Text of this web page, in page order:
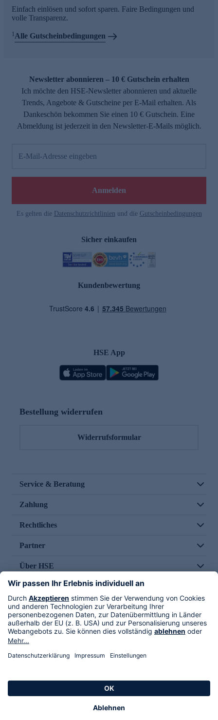
Einfach einlösen und sofort sparen. Faire Bedingungen und
volle Transparenz.
1Alle Gutscheinbedingungen
Newsletter abonnieren – 10 € Gutschein erhalten
Ich möchte den HSE-Newsletter abonnieren und aktuelle
Trends, Angebote & Gutscheine per E-Mail erhalten. Als
Dankeschön bekommen Sie einen 10 € Gutschein. Eine
Abmeldung ist jederzeit in den Newsletter-E-Mails möglich.
E-Mail-Adresse eingeben
Anmelden
Es gelten die Datenschutzrichtlinien und die Gutscheinbedingungen
Sicher einkaufen
Kundenbewertung
HSE App
Bestellung widerrufen
Widerrufsformular
Service & Beratung
Zahlung
Rechtliches
Partner
Über HSE
Im TV
HSE International